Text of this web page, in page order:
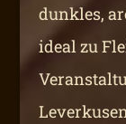
dunkles,
ideal zu